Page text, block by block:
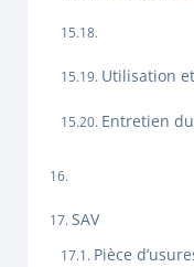
Utilisation
Entretien
SAV
Pièce